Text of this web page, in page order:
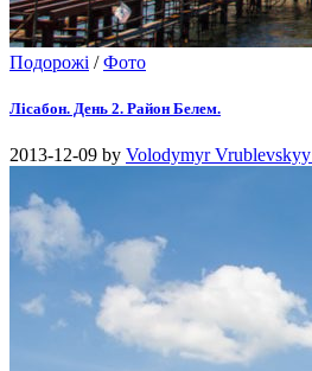
Подорожі /Фото
Лісабон. День 2. Район Белем.
2013-12-09 by Volodymyr Vrublevskyy